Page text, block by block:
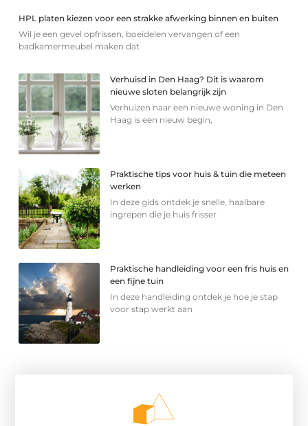
HPL platen kiezen voor een strakke afwerking binnen en buiten
Wil je een gevel opfrissen, boeidelen vervangen of een
badkamermeubel maken dat
Verhuisd in Den Haag? Dit is waarom
nieuwe sloten belangrijk zijn
Verhuizen naar een nieuwe woning in Den
Haag is een nieuw begin,
Praktische tips voor huis & tuin die meteen
werken
In deze gids ontdek je snelle, haalbare
ingrepen die je huis frisser
Praktische handleiding voor een fris huis en
een fijne tuin
In deze handleiding ontdek je hoe je stap
voor stap werkt aan